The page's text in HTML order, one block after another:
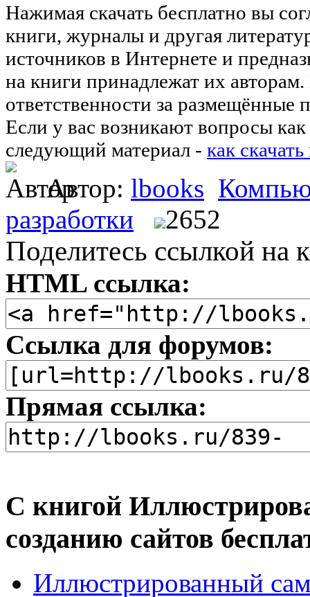
Нажимая скачать бесплатно вы
книги, журналы и другая
источников в Интернете и
на книги принадлежат их
ответственности за размещённые
Если у вас возникают вопросы как
следующий материал - как
Автор: lbooks
разработки
2652
Поделитесь ссылкой на
HTML ссылка:
Ссылка для форумов:
Прямая ссылка:
С книгой
созданию сайтов
Иллюстрированный